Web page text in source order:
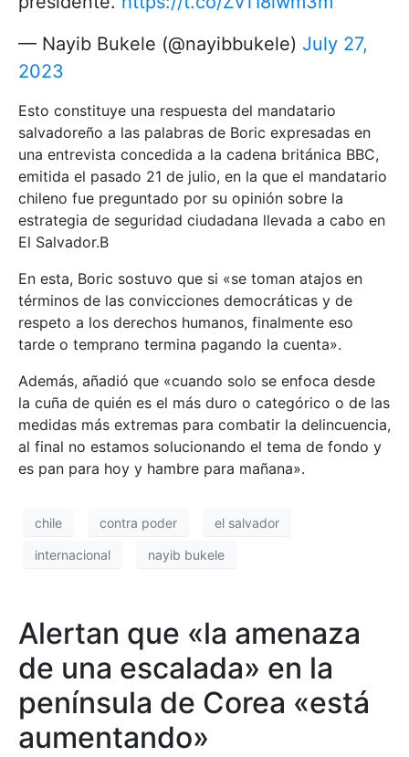
— Nayib Bukele (@nayibbukele) July 27,
2023
Esto constituye una respuesta del mandatario
salvadoreño a las palabras de Boric expresadas en
una entrevista concedida a la cadena británica BBC,
emitida el pasado 21 de julio, en la que el mandatario
chileno fue preguntado por su opinión sobre la
estrategia de seguridad ciudadana llevada a cabo en
El Salvador.B
En esta, Boric sostuvo que si «se toman atajos en
términos de las convicciones democráticas y de
respeto a los derechos humanos, finalmente eso
tarde o temprano termina pagando la cuenta».
Además, añadió que «cuando solo se enfoca desde
la cuña de quién es el más duro o categórico o de las
medidas más extremas para combatir la delincuencia,
al final no estamos solucionando el tema de fondo y
es pan para hoy y hambre para mañana».
chile contra poder el salvador
internacional nayib bukele
Alertan que «la amenaza
de una escalada» en la
península de Corea «está
aumentando»